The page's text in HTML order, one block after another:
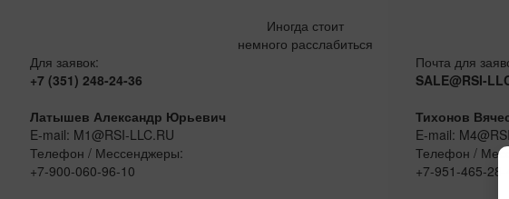
Иногда стоит
немного расслабиться
Для заявок:
+7 (351) 248-24-36
Латышев Александр Юрьевич
E-mail: M1@RSI-LLC.RU
Телефон / Мессенджеры:
+7-900-060-96-10
Почта для
SALE@RSI-
Тихонов
E-mail:
Телефон /
+7-951-465-28-